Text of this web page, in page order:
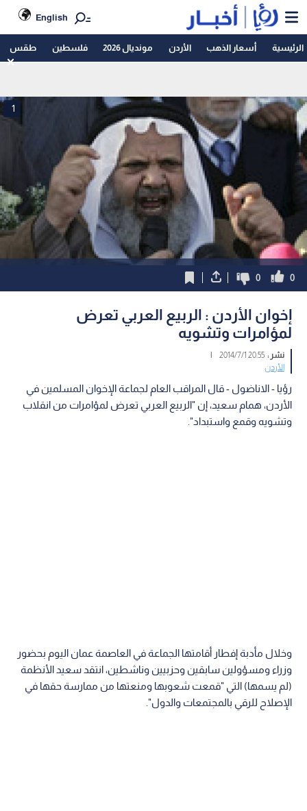
English
الرئيسية أسعار الذهب الأردن مونديال 2026 فلسطين طقس
1
0
0
إخوان الأردن : الربيع العربي تعرض
لمؤامرات وتشويه
نشر :20:55 2014/7/1
|
الأردن
رؤيا - الاناضول - قال المراقب العام لجماعة الإخوان المسلمين في
الأردن، همام سعيد، إن "الربيع العربي تعرض لمؤامرات من انقلاب
وتشويه وقمع واستبداد".
وخلال مأدبة إفطار أقامتها الجماعة في العاصمة عمان اليوم بحضور
وزراء ومسؤولين سابقين وحزبيين وناشطين، انتقد سعيد الأنظمة
(لم يسمها) التي "قمعت شعوبها ومنعتها من ممارسة حقها في
الإصلاح للرقي بالمجتمعات والدول".